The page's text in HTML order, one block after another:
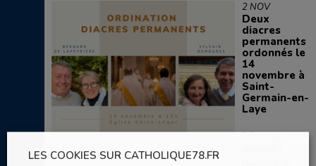
2 NOV
Deux
diacres
permanents
ordonnés le
14
novembre à
Saint-
Germain-en-
Laye
Joie pour notre
LES COOKIES SUR CATHOLIQUE78.FR